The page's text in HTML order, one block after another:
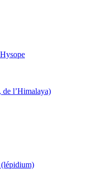
de l’Himalaya)
(lépidium)